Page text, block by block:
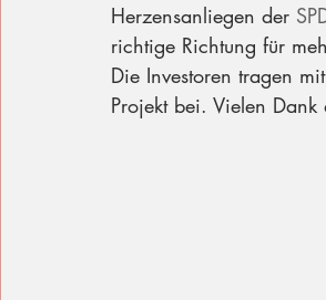
Herzensanliegen der
richtige Richtung für
Die Investoren tragen
Projekt bei. Vielen Dank